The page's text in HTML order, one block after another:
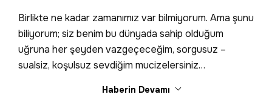
Birlikte ne kadar zamanımız var bilmiyorum. Ama şunu
biliyorum; siz benim bu dünyada sahip olduğum
uğruna her şeyden vazgeçeceğim, sorgusuz –
sualsiz, koşulsuz sevdiğim mucizelersiniz…
Haberin Devamı